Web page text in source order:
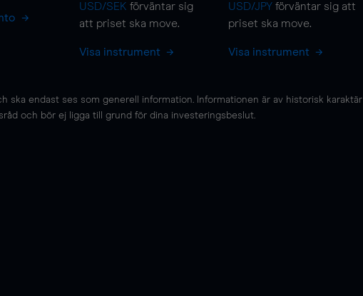
USD/SEK förväntar sig
att priset ska move.
Visa instrument
USD/JPYförväntar sig att
priset ska move.
Visa instrument
ska endast ses som generell information. Informationen är av historisk karaktär
och bör ej ligga till grund för dina investeringsbeslut.